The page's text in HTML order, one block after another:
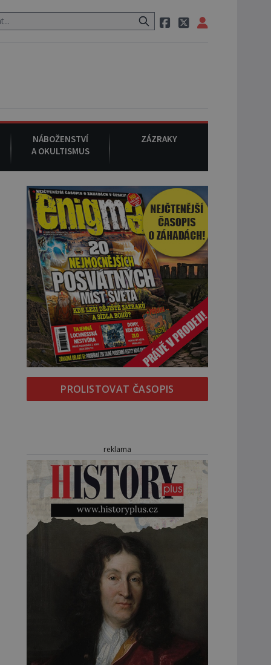
pak si na ulici zavolá taxi, nasedne do něj a už ho nikdy nikdo
NÁBOŽENSTVÍ
A OKULTISMUS
ZÁZRAKY
PROLISTOVAT ČASOPIS
reklama